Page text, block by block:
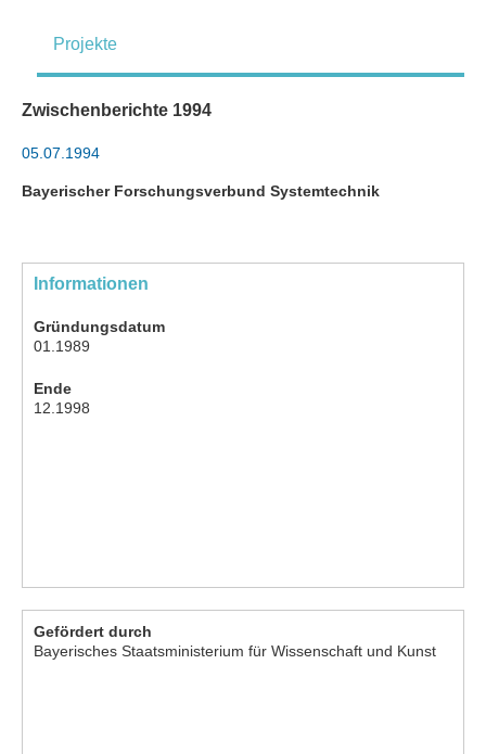
Projekte
Zwischenberichte 1994
05.07.1994
Bayerischer Forschungsverbund Systemtechnik
Informationen
Gründungsdatum
01.1989
Ende
12.1998
Gefördert durch
Bayerisches Staatsministerium für Wissenschaft und Kunst